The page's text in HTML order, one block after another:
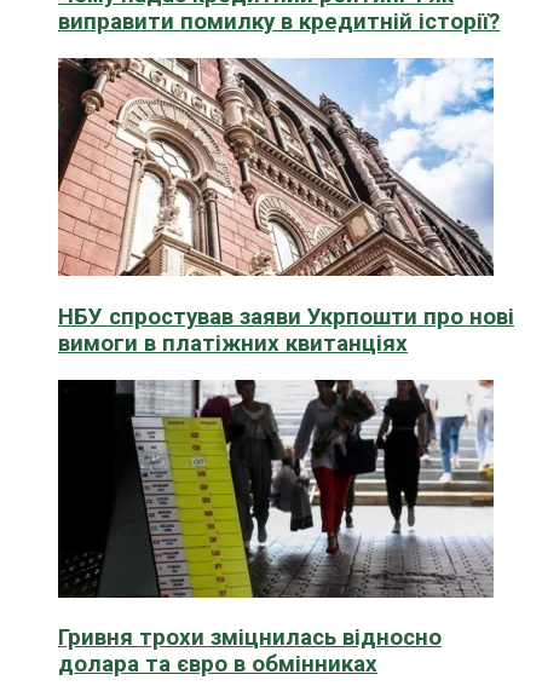
виправити помилку в кредитній історії?
НБУ спростував заяви Укрпошти про нові
вимоги в платіжних квитанціях
Гривня трохи зміцнилась відносно
долара та євро в обмінниках